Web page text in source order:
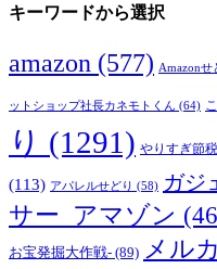
キーワードから選択
amazon (577) Amazonせ
ットショップ社長カネモトくん (64)
り (1291) やりすぎ節
(113) アパレルせどり (58) ガジ
サー_アマゾン
お宝発掘大作戦- (89) メル